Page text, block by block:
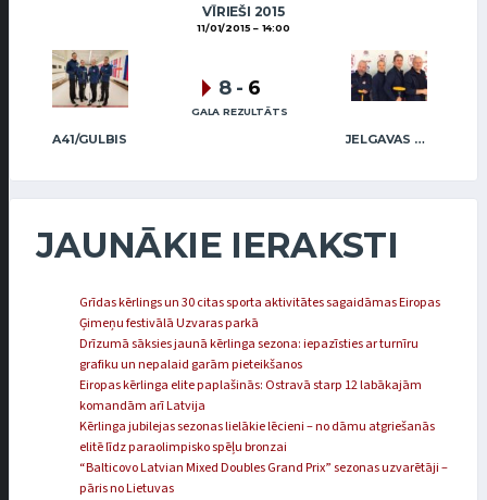
VĪRIEŠI 2015
11/01/2015 14:00
A41/GULBIS JELGAVAS KĒRLINGA KLUBS / RĒDLIHS
8 - 6
GALA REZULTĀTS
JAUNĀKIE IERAKSTI
Grīdas kērlings un 30 citas sporta aktivitātes sagaidāmas Eiropas
Ģimeņu festivālā Uzvaras parkā
Drīzumā sāksies jaunā kērlinga sezona: iepazīsties ar turnīru
grafiku un nepalaid garām pieteikšanos
Eiropas kērlinga elite paplašinās: Ostravā starp 12 labākajām
komandām arī Latvija
Kērlinga jubilejas sezonas lielākie lēcieni – no dāmu atgriešanās
elitē līdz paraolimpisko spēļu bronzai
“Balticovo Latvian Mixed Doubles Grand Prix” sezonas uzvarētāji –
pāris no Lietuvas